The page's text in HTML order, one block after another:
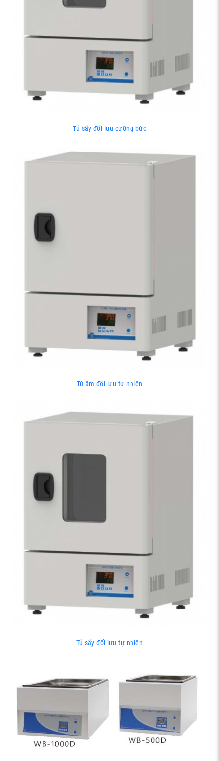
Tủ sấy đối lưu cưỡng bức
Tủ ấm đối lưu tự nhiên
Tủ sấy đối lưu tự nhiên